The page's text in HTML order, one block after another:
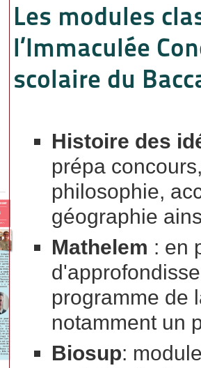
Les modules
l’Immaculée
scolaire du
Histoire des
prépa
philosophie,
géographie
Mathelem : en
programme de
notamment un
Biosup: